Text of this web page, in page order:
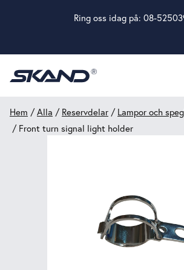
Ring oss idag på: 08-
Hem /Alla / Reservdelar / Lampor och
/ Front turn signal light holder